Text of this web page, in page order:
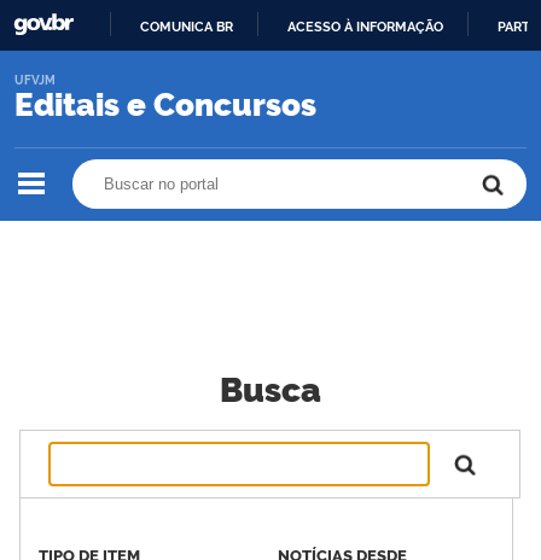
O
COMUNICA BR ACESSO À INFORMAÇÃO
Editais e Concursos
UFVJM
Busca
TIPO DE ITEM NOTÍCIAS DESDE